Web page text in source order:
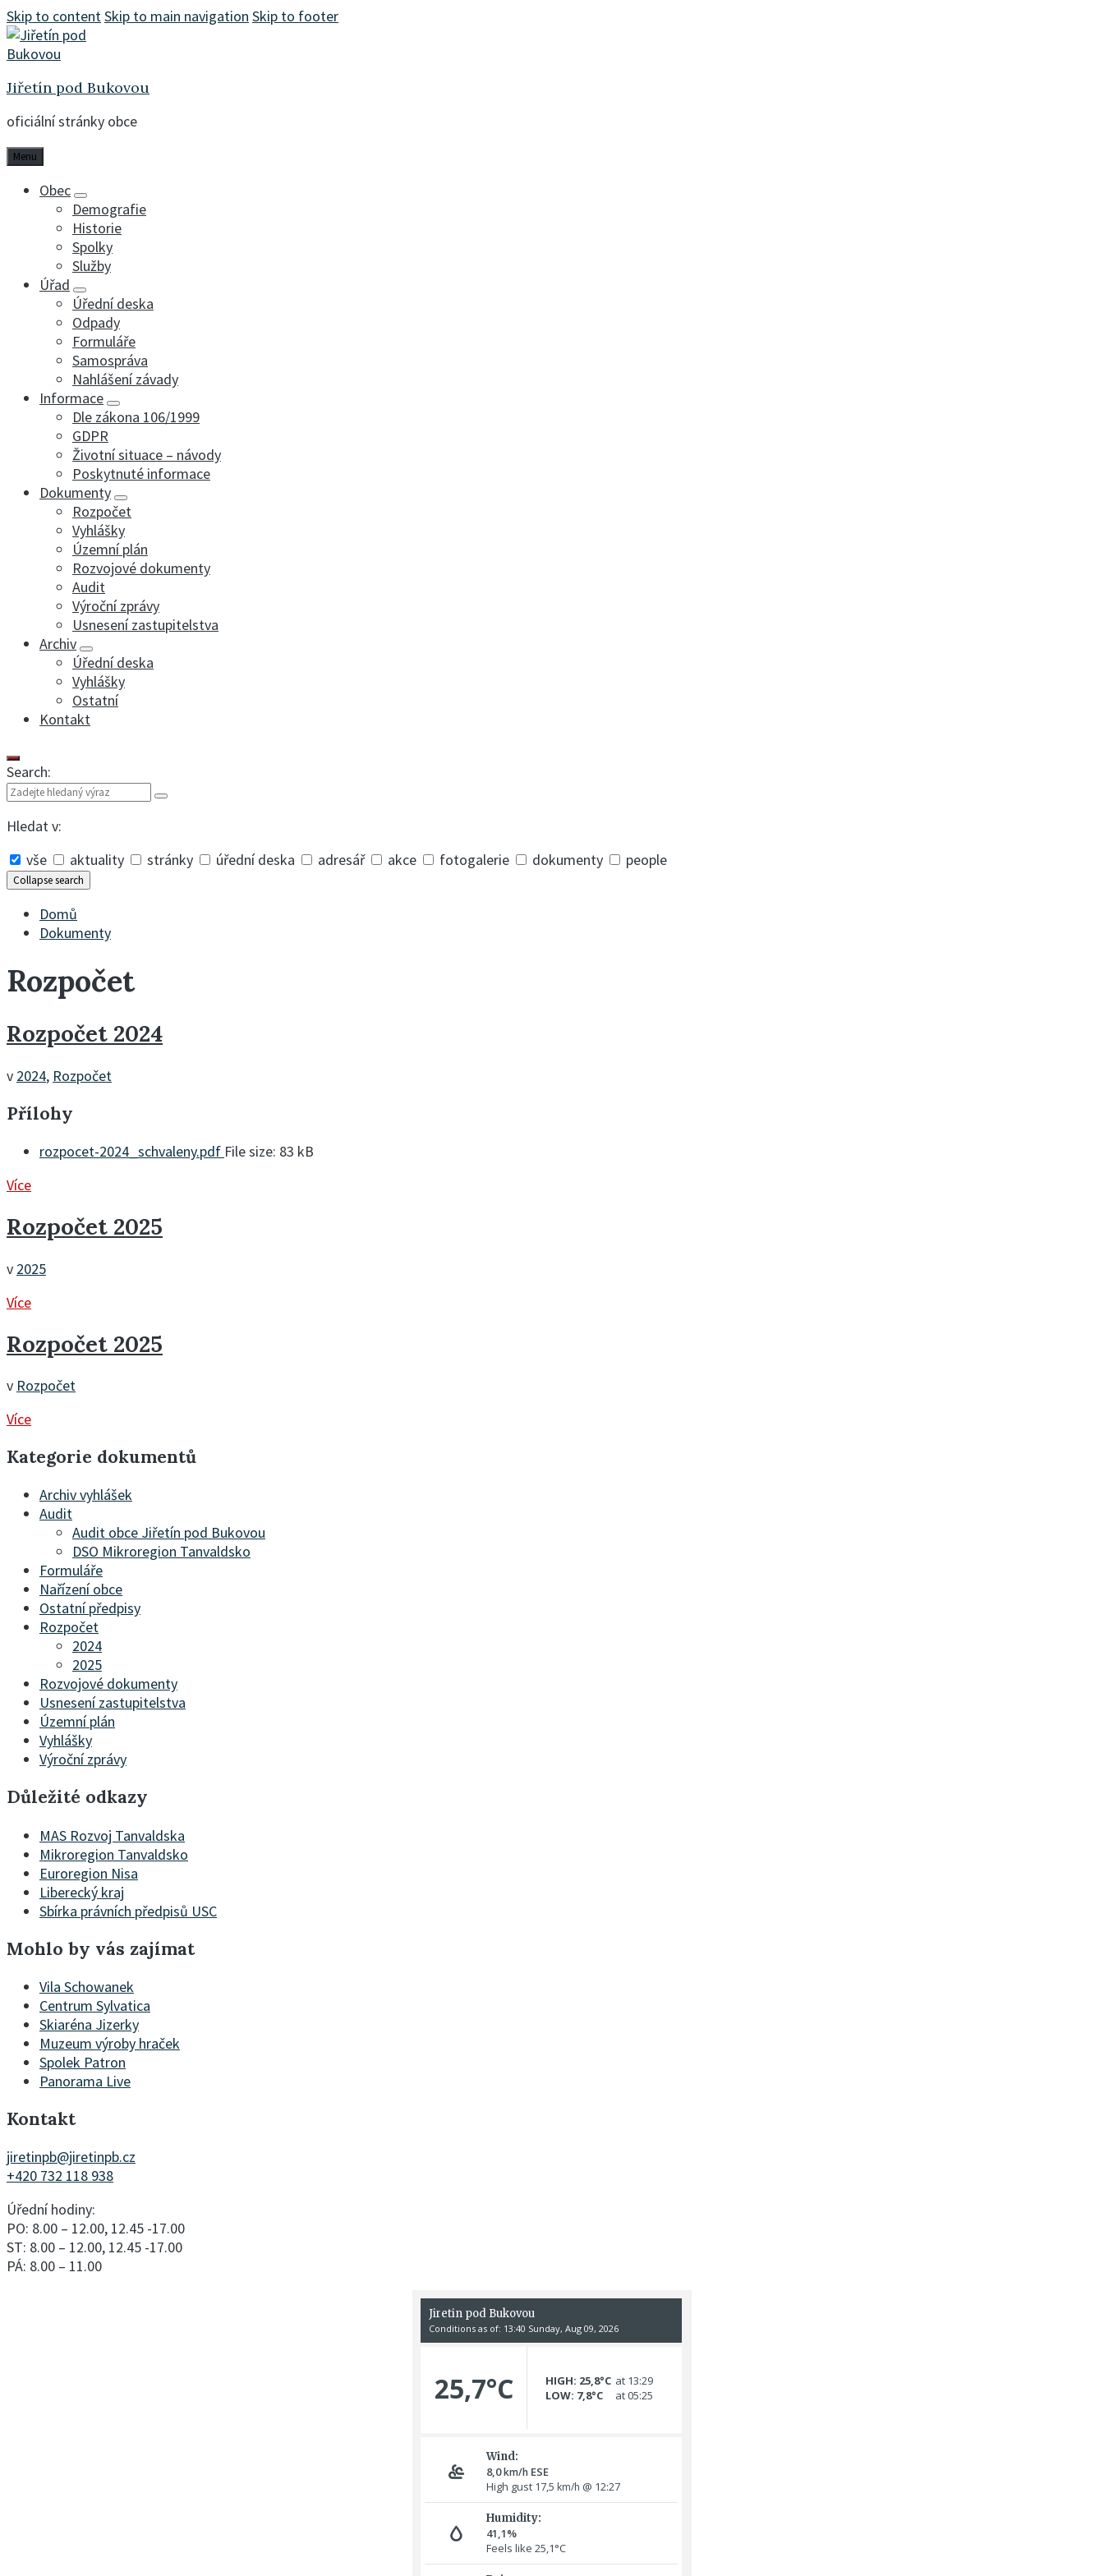
Skip to contentSkip to main navigation Skip to footer
Jiřetín pod Bukovou
oficiální stránky obce
Menu
Obec
Demografie
Historie
Spolky
Služby
Úřad
Úřední deska
Odpady
Formuláře
Samospráva
Nahlášení závady
Informace
Dle zákona 106/1999
GDPR
Životní situace – návody
Poskytnuté informace
Dokumenty
Rozpočet
Vyhlášky
Územní plán
Rozvojové dokumenty
Audit
Výroční zprávy
Usnesení zastupitelstva
Archiv
Úřední deska
Vyhlášky
Ostatní
Kontakt
Search:
Hledat v:
vše
aktuality stránky úřední deska adresář akce fotogalerie dokumenty people
Collapse search
Domů
Dokumenty
Rozpočet
Rozpočet 2024
v 2024, Rozpočet
Přílohy
rozpocet-2024_schvaleny.pdf File size: 83 kB
Více
Rozpočet 2025
v 2025
Více
Rozpočet 2025
v Rozpočet
Více
Kategorie dokumentů
Archiv vyhlášek
Audit
Audit obce Jiřetín pod Bukovou
DSO Mikroregion Tanvaldsko
Formuláře
Nařízení obce
Ostatní předpisy
Rozpočet
2024
2025
Rozvojové dokumenty
Usnesení zastupitelstva
Územní plán
Vyhlášky
Výroční zprávy
Důležité odkazy
MAS Rozvoj Tanvaldska
Mikroregion Tanvaldsko
Euroregion Nisa
Liberecký kraj
Sbírka právních předpisů USC
Mohlo by vás zajímat
Vila Schowanek
Centrum Sylvatica
Skiaréna Jizerky
Muzeum výroby hraček
Spolek Patron
Panorama Live
Kontakt
jiretinpb@jiretinpb.cz
+420 732 118 938
Úřední hodiny:
PO: 8.00 – 12.00, 12.45 -17.00
ST: 8.00 – 12.00, 12.45 -17.00
PÁ: 8.00 – 11.00